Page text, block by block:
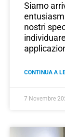
Siamo
nostri
CONTINUA A
7 Novembre